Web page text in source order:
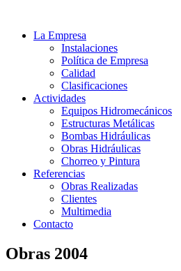
La Empresa
Instalaciones
Política de Empresa
Calidad
Clasificaciones
Actividades
Equipos Hidromecánicos
Estructuras Metálicas
Bombas Hidráulicas
Obras Hidráulicas
Chorreo y Pintura
Referencias
Obras Realizadas
Clientes
Multimedia
Contacto
Obras 2004